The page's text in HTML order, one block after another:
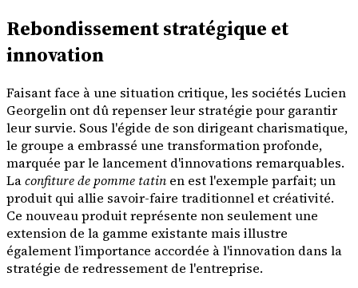
Rebondissement stratégique et
innovation
Faisant face à une situation critique, les sociétés Lucien
Georgelin ont dû repenser leur stratégie pour garantir
leur survie. Sous l'égide de son dirigeant charismatique,
le groupe a embrassé une transformation profonde,
marquée par le lancement d'innovations remarquables.
Laconfiture de pomme tatin en est l'exemple parfait; un
produit qui allie savoir-faire traditionnel et créativité.
Ce nouveau produit représente non seulement une
extension de la gamme existante mais illustre
également l’importance accordée à l'innovation dans la
stratégie de redressement de l'entreprise.